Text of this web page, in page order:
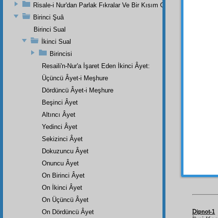
Dipnot-1
Risale-i Nur'dan Parlak Fıkralar Ve Bir Kısım Güzel Mektuplar
Birinci Şuâ
Birinci Sual
İkinci Sual
Birincisi
Resaili'n-Nur'a İşaret Eden İkinci Âyet:
Üçüncü Âyet-i Meşhure
Dördüncü Âyet-i Meşhure
Beşinci Âyet
Altıncı Âyet
Yedinci Âyet
Sekizinci Âyet
Dokuzuncu Âyet
Onuncu Âyet
On Birinci Âyet
On İkinci Âyet
On Üçüncü Âyet
On Dördüncü Âyet